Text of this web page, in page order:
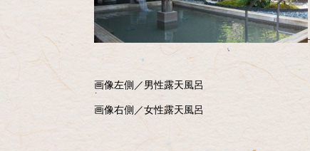
画像左側／男性露天風呂
画像右側／女性露天風呂